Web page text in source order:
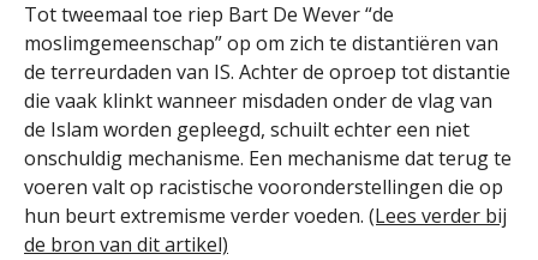
Tot tweemaal toe riep Bart De Wever “de
moslimgemeenschap” op om zich te distantiëren van
de terreurdaden van IS. Achter de oproep tot distantie
die vaak klinkt wanneer misdaden onder de vlag van
de Islam worden gepleegd, schuilt echter een niet
onschuldig mechanisme. Een mechanisme dat terug te
voeren valt op racistische vooronderstellingen die op
hun beurt extremisme verder voeden. (Lees verder bij
de bron van dit artikel)